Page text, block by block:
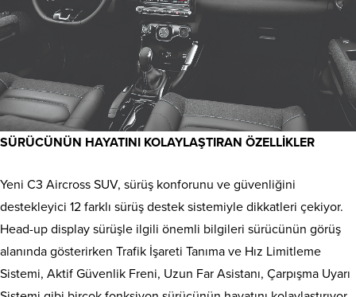
SÜRÜCÜNÜN HAYATINI KOLAYLAŞTIRAN ÖZELLİKLER
Yeni C3 Aircross SUV, sürüş konforunu ve güvenliğini
destekleyici 12 farklı sürüş destek sistemiyle dikkatleri çekiyor.
Head-up display sürüşle ilgili önemli bilgileri sürücünün görüş
alanında gösterirken Trafik İşareti Tanıma ve Hız Limitleme
Sistemi, Aktif Güvenlik Freni, Uzun Far Asistanı, Çarpışma Uyarı